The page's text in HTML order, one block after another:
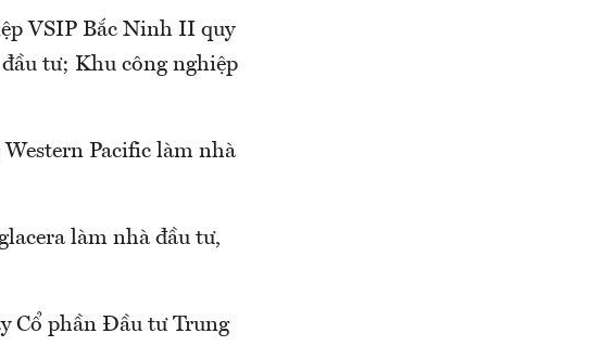
VSIP Bắc Ninh II quy
tư; Khu công nghiệp
Pacific làm nhà
làm nhà đầu tư,
Cổ phần Đầu tư Trung